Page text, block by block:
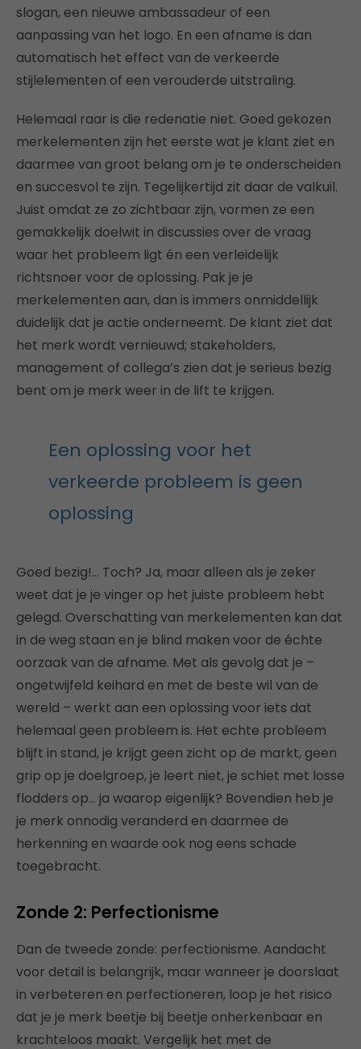
slogan, een nieuwe ambassadeur of een
aanpassing van het logo. En een afname is dan
automatisch het effect van de verkeerde
stijlelementen of een verouderde uitstraling.
Helemaal raar is die redenatie niet. Goed gekozen
merkelementen zijn het eerste wat je klant ziet en
daarmee van groot belang om je te onderscheiden
en succesvol te zijn. Tegelijkertijd zit daar de valkuil.
Juist omdat ze zo zichtbaar zijn, vormen ze een
gemakkelijk doelwit in discussies over de vraag
waar het probleem ligt én een verleidelijk
richtsnoer voor de oplossing. Pak je je
merkelementen aan, dan is immers onmiddellijk
duidelijk dat je actie onderneemt. De klant ziet dat
het merk wordt vernieuwd; stakeholders,
management of collega’s zien dat je serieus bezig
bent om je merk weer in de lift te krijgen.
Een oplossing voor het
verkeerde probleem is geen
oplossing
Goed bezig!… Toch? Ja, maar alleen als je zeker
weet dat je je vinger op het juiste probleem hebt
gelegd. Overschatting van merkelementen kan dat
in de weg staan en je blind maken voor de échte
oorzaak van de afname. Met als gevolg dat je –
ongetwijfeld keihard en met de beste wil van de
wereld – werkt aan een oplossing voor iets dat
helemaal geen probleem is. Het echte probleem
blijft in stand, je krijgt geen zicht op de markt, geen
grip op je doelgroep, je leert niet, je schiet met losse
flodders op… ja waarop eigenlijk? Bovendien heb je
je merk onnodig veranderd en daarmee de
herkenning en waarde ook nog eens schade
toegebracht.
Zonde 2: Perfectionisme
Dan de tweede zonde: perfectionisme. Aandacht
voor detail is belangrijk, maar wanneer je doorslaat
in verbeteren en perfectioneren, loop je het risico
dat je je merk beetje bij beetje onherkenbaar en
krachteloos maakt. Vergelijk het met de